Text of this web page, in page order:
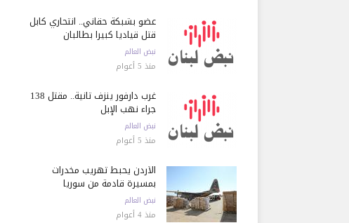
عضو بشبكة حقاني.. انتحاري كابل
قتل قياديا كبيرا بطالبان
نبض العالم
منذ 5 أعوام
غرب دارفور ينزف ثانية.. مقتل 138
جراء نهب الإبل
نبض العالم
منذ 5 أعوام
الأردن يحبط تهريب مخدرات
بمسيرة قادمة من سوريا
نبض العالم
منذ 4 أعوام